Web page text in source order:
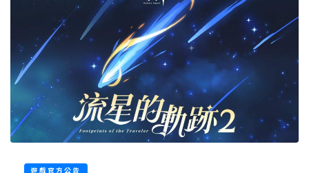
遊戲官方公告